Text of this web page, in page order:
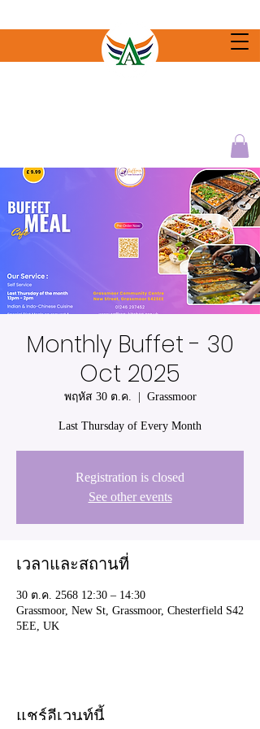
Monthly Buffet - 30
Oct 2025
พฤหัส 30 ต.ค.
  |
Grassmoor
Last Thursday of Every Month
Registration is closed
See other events
เวลาและสถานที่
30 ต.ค. 2568 12:30 – 14:30
Grassmoor, New St, Grassmoor, Chesterfield S42
5EE, UK
แชร์อีเวนท์นี้